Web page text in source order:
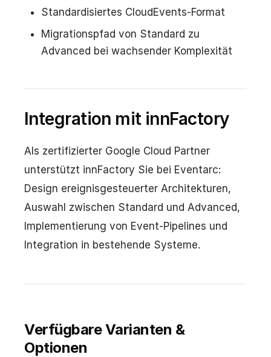
Standardisiertes CloudEvents-Format
Migrationspfad von Standard zu
Advanced bei wachsender Komplexität
Integration mit innFactory
Als zertifizierter Google Cloud Partner
unterstützt innFactory Sie bei Eventarc:
Design ereignisgesteuerter Architekturen,
Auswahl zwischen Standard und Advanced,
Implementierung von Event-Pipelines und
Integration in bestehende Systeme.
Verfügbare Varianten &
Optionen